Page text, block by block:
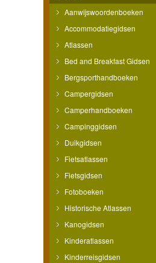
Aanwijswoordenboeken
Accommodatiegidsen
Atlassen
Bed and Breakfast Gidsen
Bergsporthandboeken
Campergidsen
Camperhandboeken
Campinggidsen
Duikgidsen
Fietsatlassen
Fietsgidsen
Fotoboeken
Historische Atlassen
Kanogidsen
Kinderatlassen
Kinderreisgidsen